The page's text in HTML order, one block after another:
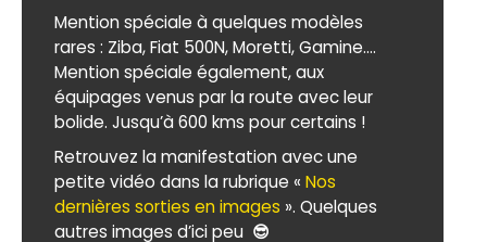
Mention spéciale à quelques modèles
rares : Ziba, Fiat 500N, Moretti, Gamine....
Mention spéciale également, aux
équipages venus par la route avec leur
bolide. Jusqu’à 600 kms pour certains !
Retrouvez la manifestation avec une
petite vidéo dans la rubrique « Nos
dernières sorties en images ». Quelques
autres images d’ici peu 😎